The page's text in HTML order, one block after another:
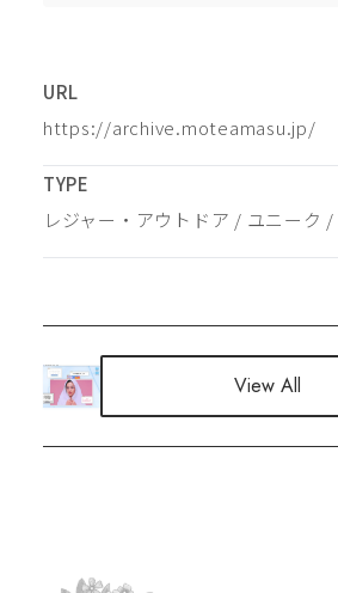
URL
https://archive.moteamasu.jp/
TYPE
レジャー・アウトドア / ユニーク /
View All
View All